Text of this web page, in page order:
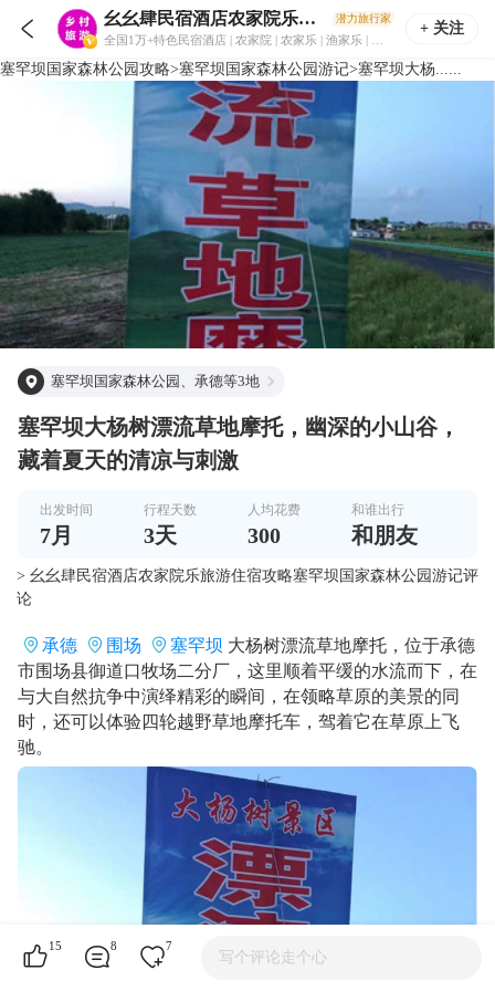
 幺幺肆民宿酒店农家院乐旅游住宿攻略 潜力旅行家
+ 关注
塞罕坝国家森林公园 攻略>塞罕坝国家森林公园 游记>塞罕坝大杨......
塞罕坝国家森林公园、承德等3地
塞罕坝大杨树漂流草地摩托，幽深的小山谷，
藏着夏天的清凉与刺激
出发时间
7月
行程天数
3天
人均花费
300
和谁出行
和朋友
> 幺幺肆民宿酒店农家院乐旅游住宿攻略塞罕坝国家森林公园游记评
论
承德 围场 塞罕坝 大杨树漂流草地摩托，位于承德
市围场县御道口牧场二分厂，这里顺着平缓的水流而下，在
与大自然抗争中演绎精彩的瞬间，在领略草原的美景的同
时，还可以体验四轮越野草地摩托车，驾着它在草原上飞
驰。
15 8 7
写个评论走个心